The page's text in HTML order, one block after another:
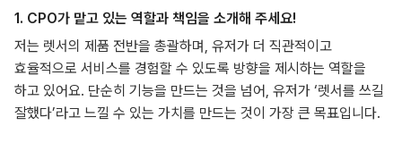
1. CPO가 맡고 있는 역할과 책임을 소개해 주세요!
저는 렛서의 제품 전반을 총괄하며, 유저가 더 직관적이고
효율적으로 서비스를 경험할 수 있도록 방향을 제시하는 역할을
하고 있어요. 단순히 기능을 만드는 것을 넘어, 유저가 ‘렛서를 쓰길
잘했다’라고 느낄 수 있는 가치를 만드는 것이 가장 큰 목표입니다.